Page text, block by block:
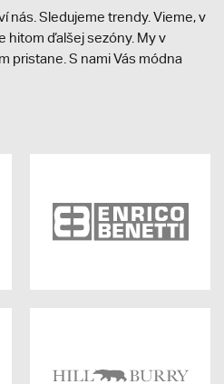
nás. Sledujeme trendy. Vieme, v
hitom ďalšej sezóny. My v
pristane. S nami Vás módna